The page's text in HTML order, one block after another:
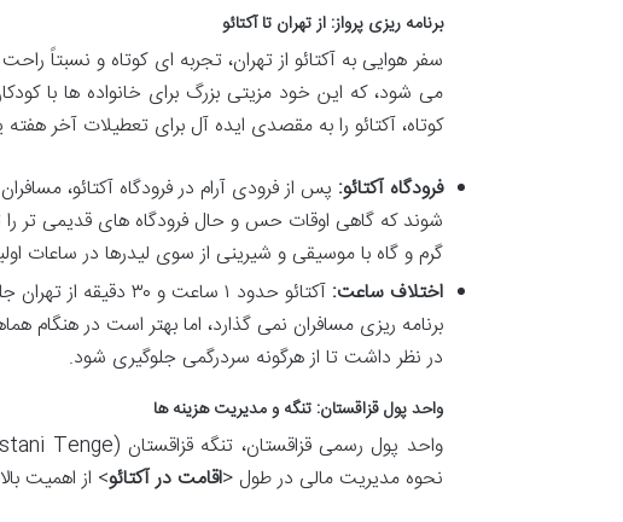
برنامه ریزی پرواز: از تهران تا آکتائو
می شود، که این خود مزیتی بزرگ برای خانواده ها با
کوتاه، آکتائو را به مقصدی ایده آل برای تعطیلات آخر
فرودگاه آکتائو: پس از فرودی آرام در فرودگاه آکتائو،
شوند که گاهی اوقات حس و حال فرودگاه های قدیمی تر را
گرم و گاه با موسیقی و شیرینی از سوی لیدرها در ساعات
اختلاف ساعت:
آکتائو حدود ۱ ساعت
برنامه ریزی مسافران نمی گذارد، اما بهتر است در هنگام
در نظر داشت تا از هرگونه سردرگمی جلوگیری شود.
واحد پول قزاقستان: تنگه و مدیریت هزینه ها
نحوه مدیریت مالی در طول <اقامت در آکتائو> از اهمیت